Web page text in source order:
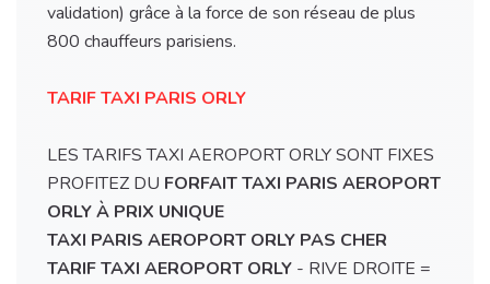
validation) grâce à la force de son réseau de plus
800 chauffeurs parisiens.
TARIF TAXI PARIS ORLY
LES TARIFS TAXI AEROPORT ORLY SONT FIXES
PROFITEZ DU FORFAIT TAXI PARIS AEROPORT
ORLY À PRIX UNIQUE
TAXI PARIS AEROPORT ORLY PAS CHER
TARIF TAXI AEROPORT ORLY- RIVE DROITE =